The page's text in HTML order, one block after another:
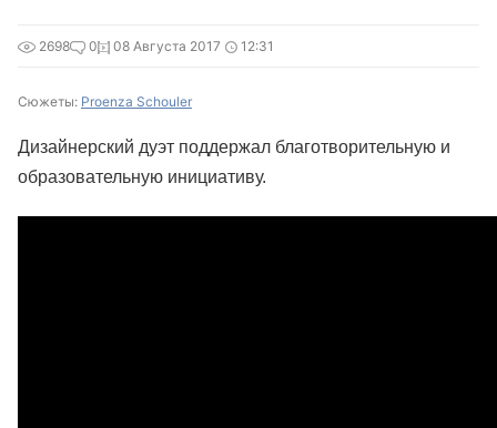
2698 0 08 Августа 2017 12:31
Сюжеты: Proenza Schouler
Дизайнерский дуэт поддержал благотворительную и
образовательную инициативу.